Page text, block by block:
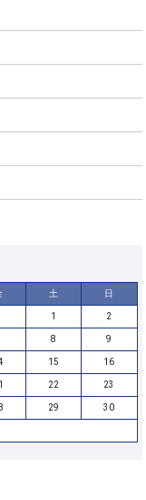
土 日
1 2
8 9
15 16
22 23
29 30